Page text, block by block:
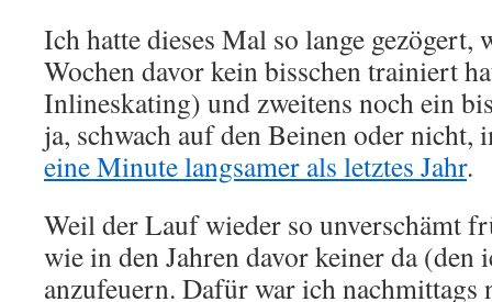
Ich hatte dieses Mal so lange gezögert,
Wochen davor kein bisschen trainiert
Inlineskating) und zweitens noch ein
ja, schwach auf den Beinen oder
eine Minute langsamer als letztes Jahr.
Weil der Lauf wieder so unverschämt
wie in den Jahren davor keiner da (den
anzufeuern. Dafür war ich